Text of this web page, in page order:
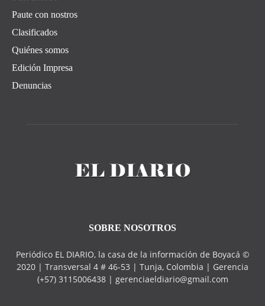
Paute con nostros
Clasificados
Quiénes somos
Edición Impresa
Denuncias
SOBRE NOSOTROS
Periódico EL DIARIO, la casa de la información de Boyacá ©
2020 | Transversal 4 # 46-53 | Tunja, Colombia | Gerencia
(+57) 3115006438 | gerenciaeldiario@gmail.com